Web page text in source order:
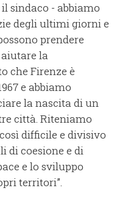
sindaco - abbiamo
degli ultimi giorni e
prendere
la
che Firenze è
e abbiamo
la nascita di un
città. Riteniamo
difficile e divisivo
di coesione e di
e lo sviluppo
territori”.